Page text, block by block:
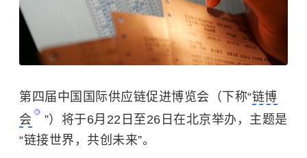
第四届中国国际供应链促进博览会（下称“链博
会
”）将于6月22日至26日在北京举办，主题是
“链接世界，共创未来”。